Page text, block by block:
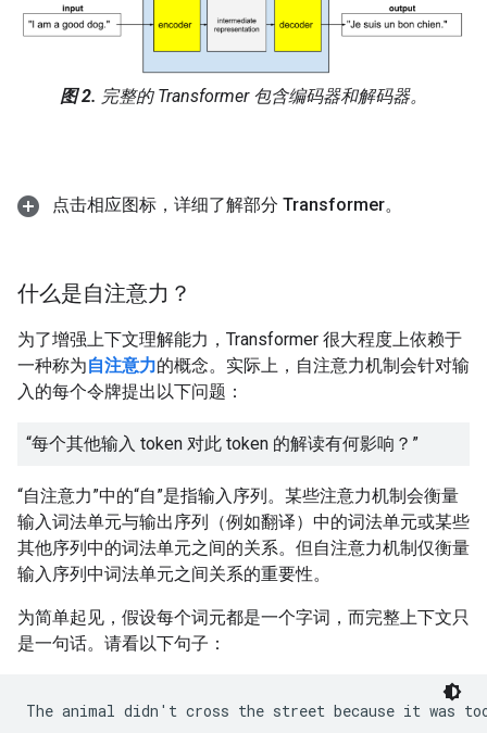
图 2. 完整的 Transformer 包含编码器和解码器。
点击相应图标，详细了解部分 Transformer。
什么是自注意力？
为了增强上下文理解能力，Transformer 很大程度上依赖于
一种称为自注意力的概念。实际上，自注意力机制会针对输
入的每个令牌提出以下问题：
“每个其他输入 token 对此 token 的解读有何影响？”
“自注意力”中的“自”是指输入序列。某些注意力机制会衡量
输入词法单元与输出序列（例如翻译）中的词法单元或某些
其他序列中的词法单元之间的关系。但自注意力机制仅衡量
输入序列中词法单元之间关系的重要性。
为简单起见，假设每个词元都是一个字词，而完整上下文只
是一句话。请看以下句子：